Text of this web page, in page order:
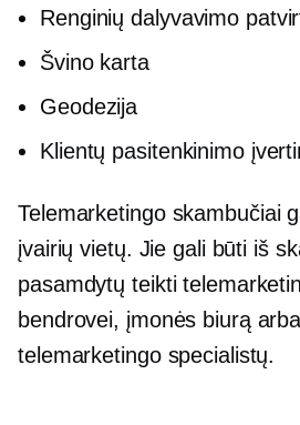
Renginių dalyvavimo
Švino karta
Geodezija
Klientų pasitenkinimo
Telemarketingo skambučiai
įvairių vietų. Jie gali būti iš
pasamdytų teikti
bendrovei, įmonės biurą
telemarketingo specialistų.